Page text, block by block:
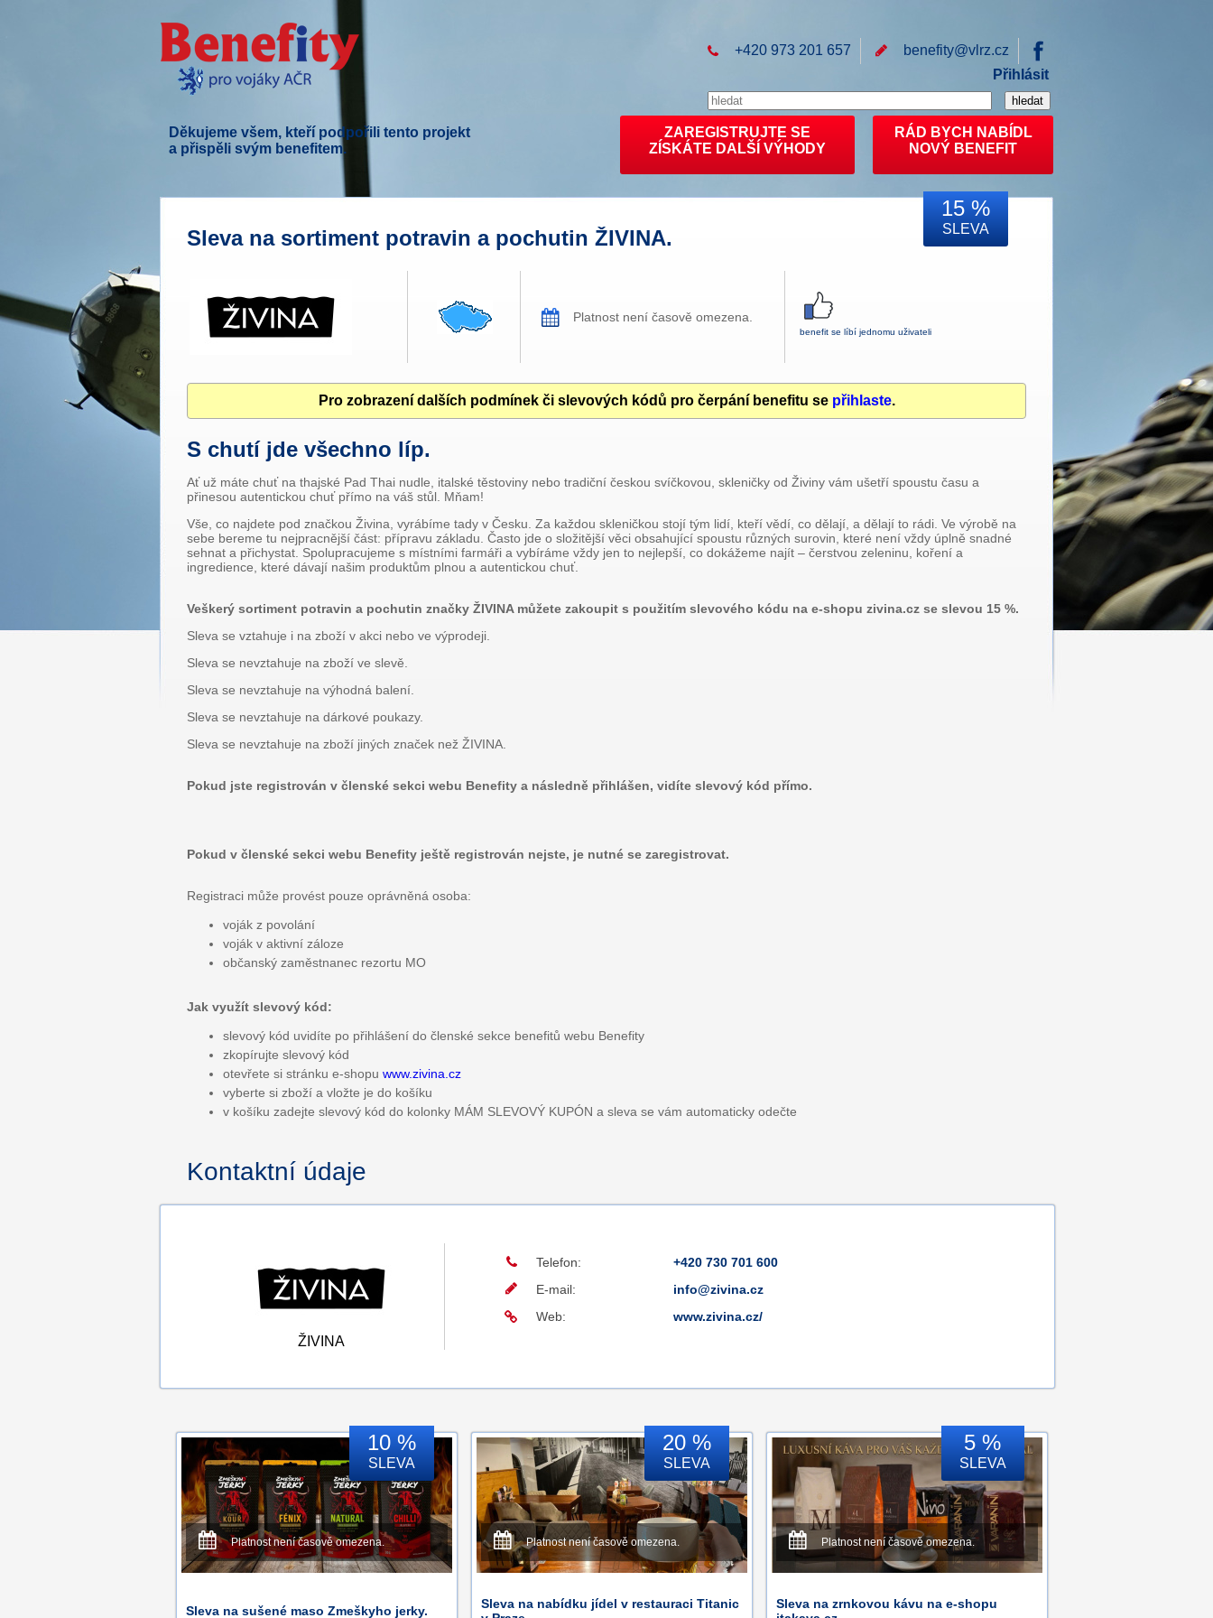
+420 973 201 657 benefity@vlrz.cz
Přihlásit
RÁD BYCH NABÍDL
NOVÝ BENEFIT
ZAREGISTRUJTE SE
ZÍSKÁTE DALŠÍ VÝHODY
Děkujeme všem, kteří podpořili tento projekt
a přispěli svým benefitem.
15 %
SLEVA
Sleva na sortiment potravin a pochutin ŽIVINA.
Platnost není časově omezena.
benefit se líbí jednomu uživateli
Pro zobrazení dalších podmínek či slevových kódů pro čerpání benefitu se přihlaste.
S chutí jde všechno líp.
Ať už máte chuť na thajské Pad Thai nudle, italské těstoviny nebo tradiční českou svíčkovou, skleničky od Živiny vám ušetří spoustu času a
přinesou autentickou chuť přímo na váš stůl. Mňam!
Vše, co najdete pod značkou Živina, vyrábíme tady v Česku. Za každou skleničkou stojí tým lidí, kteří vědí, co dělají, a dělají to rádi. Ve výrobě na
sebe bereme tu nejpracnější část: přípravu základu. Často jde o složitější věci obsahující spoustu různých surovin, které není vždy úplně snadné
sehnat a přichystat. Spolupracujeme s místními farmáři a vybíráme vždy jen to nejlepší, co dokážeme najít – čerstvou zeleninu, koření a
ingredience, které dávají našim produktům plnou a autentickou chuť.
Veškerý sortiment potravin a pochutin značky ŽIVINA můžete zakoupit s použitím slevového kódu na e-shopu zivina.cz se slevou 15 %.
Sleva se vztahuje i na zboží v akci nebo ve výprodeji.
Sleva se nevztahuje na zboží ve slevě.
Sleva se nevztahuje na výhodná balení.
Sleva se nevztahuje na dárkové poukazy.
Sleva se nevztahuje na zboží jiných značek než ŽIVINA.
Pokud jste registrován v členské sekci webu Benefity a následně přihlášen, vidíte slevový kód přímo.
Pokud v členské sekci webu Benefity ještě registrován nejste, je nutné se zaregistrovat.
Registraci může provést pouze oprávněná osoba:
voják z povolání
voják v aktivní záloze
občanský zaměstnanec rezortu MO
Jak využít slevový kód:
slevový kód uvidíte po přihlášení do členské sekce benefitů webu Benefity
zkopírujte slevový kód
otevřete si stránku e-shopu www.zivina.cz
vyberte si zboží a vložte je do košíku
v košíku zadejte slevový kód do kolonky MÁM SLEVOVÝ KUPÓN a sleva se vám automaticky odečte
Kontaktní údaje
ŽIVINA
Telefon:
+420 730 701 600
E-mail:
info@zivina.cz
Web:
www.zivina.cz/
10 %
SLEVA
Platnost není časově omezena.
Sleva na sušené maso Zmeškyho jerky.
20 %
SLEVA
Platnost není časově omezena.
Sleva na nabídku jídel v restauraci Titanic
5 %
SLEVA
Platnost není časově omezena.
Sleva na zrnkovou kávu na e-shopu